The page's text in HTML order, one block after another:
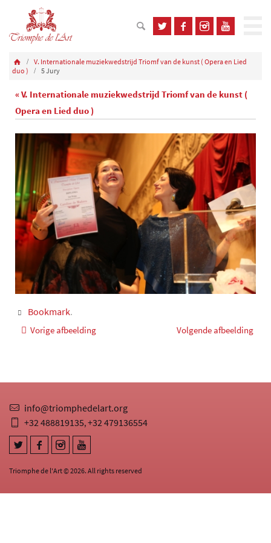
V. Internationale muziekwedstrijd Triomf van de kunst ( Opera en Lied
duo )
5 Jury
« V. Internationale muziekwedstrijd Triomf van de kunst (
Opera en Lied duo )
Bookmark.
Vorige afbeelding Volgende afbeelding
Triomphe de l'Art © 2026. All rights reserved
info@triomphedelart.org
+32 488819135,+32 479136554